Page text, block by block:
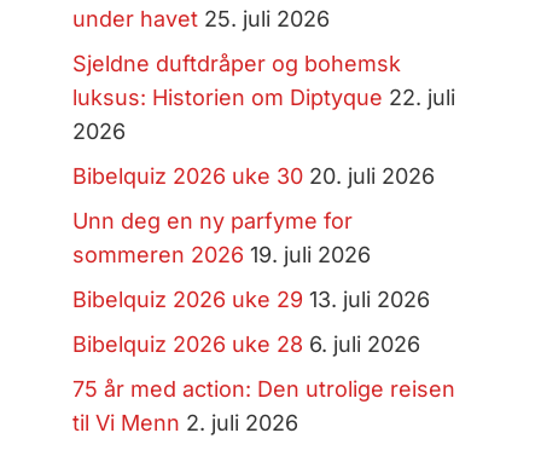
under havet 25. juli 2026
Sjeldne duftdråper og bohemsk
luksus: Historien om Diptyque 22. juli
2026
Bibelquiz 2026 uke 30 20. juli 2026
Unn deg en ny parfyme for
sommeren 2026 19. juli 2026
Bibelquiz 2026 uke 29 13. juli 2026
Bibelquiz 2026 uke 28 6. juli 2026
75 år med action: Den utrolige reisen
til Vi Menn 2. juli 2026